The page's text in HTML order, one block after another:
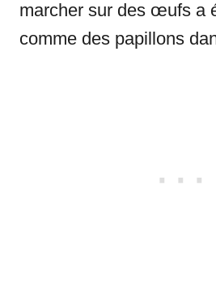
marcher sur des œufs a
comme des papillons